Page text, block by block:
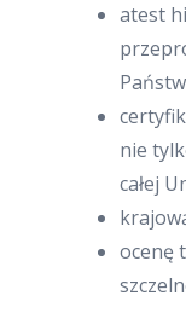
atest
nie
całej
ocenę